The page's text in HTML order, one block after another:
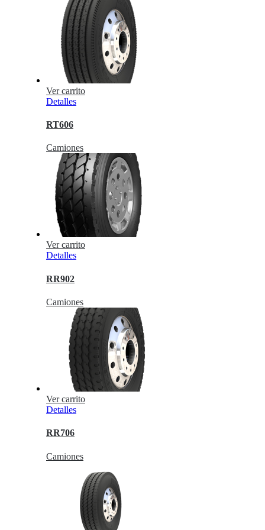
Ver carrito
Detalles
RT606
Camiones
Ver carrito
Detalles
RR902
Camiones
Ver carrito
Detalles
RR706
Camiones